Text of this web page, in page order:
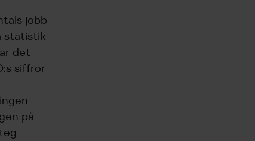
jobb
statistik
det
siffror
på